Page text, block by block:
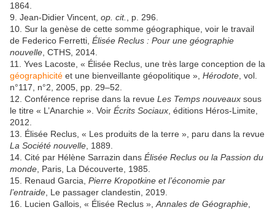
1864.
9. Jean-Didier Vincent, op. cit.
, p. 296.
10. Sur la genèse de cette somme géographique, voir le travail
de Federico Ferretti, Élisée Reclus : Pour une géographie
nouvelle , CTHS, 2014.
11. Yves Lacoste, « Élisée Reclus, une très large conception de la
géographicité et une bienveillante géopolitique », Hérodote , vol.
n°117, n°2, 2005, pp. 29–52.
12. Conférence reprise dans la revue Les Temps nouveaux sous
le titre « L’Anarchie ». Voir Écrits Sociaux , éditions Héros-Limite,
2012.
13. Élisée Reclus, « Les produits de la terre », paru dans la revue
La Société nouvelle , 1889.
14. Cité par Hélène Sarrazin dans Élisée Reclus ou la Passion du
monde , Paris, La Découverte, 1985.
15. Renaud Garcia, Pierre Kropotkine et l’économie par
l’entraide , Le passager clandestin, 2019.
16. Lucien Gallois, « Élisée Reclus », Annales de Géographie